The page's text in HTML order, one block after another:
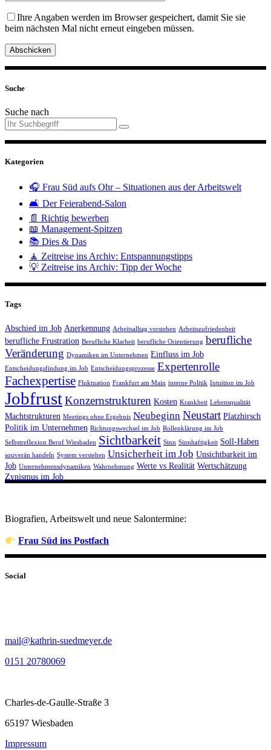
Ihre Angaben werden im Browser gespeichert, damit Sie sie
beim nächsten Mal nicht erneut eingeben müssen.
Abschicken
Suche
Suche nach
Kategorien
🎧 Frau Süd aufs Ohr – Situationen aus der Arbeitswelt
🛋️ Der Feierabend-Salon
📄 Richtig bewerben
📖 Management-Spitzen
📚 Dies & Das
🧘 Zeitreise ins Archiv: Entspannungstipps
💡 Zeitreise ins Archiv: Tipp der Woche
Tags
Abschied im Job Anerkennung Arbeitsalltag verstehen Arbeitszufriedenheit
berufliche Frustration Berufliche Klarheit berufliche Orientierung berufliche
Veränderung Dynamiken im Unternehmen Einfluss im Job
Entscheidungsfindung im Job Entscheidungsprozesse Expertenrolle
Fachexpertise Fluktuation Frankfurt am Main interne Politik Intuition im Job
JobfrustKonzernstrukturen Kosten Krankheit Lebensqualität
Machtstrukturen Meetings ohne Ergebnis Neubeginn Neustart Platzhirsch
Politik im Unternehmen Richtungswechsel im Job Rollenklärung im Job
Selbstreflexion Beruf Wiesbaden Sichtbarkeit Sinn Sinnhaftigkeit Soll-Haben
souverän handeln System verstehen Unsicherheit im Job Unsichtbarkeit im
Job Unternehmensdynamiken Wahrnehmung Werte vs Realität Wertschätzung
Zynismus im Job
Biografien, Arbeitswelt und neue Salontermine:
Frau Süd ins Postfach
Social
mail@kathrin-suedmeyer.de
0151 20780069
Charles-de-Gaulle-Straße 3
65197 Wiesbaden
Impressum